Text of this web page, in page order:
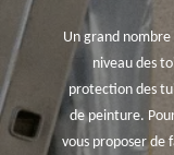
Un grand
niveau des
protection des
de peinture.
vous proposer de